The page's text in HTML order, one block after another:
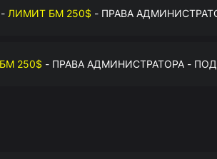
- ЛИМИТ БМ 250$ - ПРАВА
250$ - ПРАВА АДМИНИСТРАТОРА - ПОД